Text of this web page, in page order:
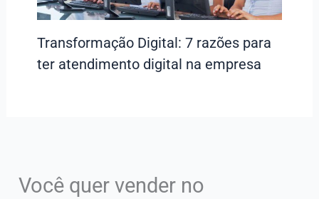
Transformação Digital: 7 razões para
ter atendimento digital na empresa
Você quer vender no